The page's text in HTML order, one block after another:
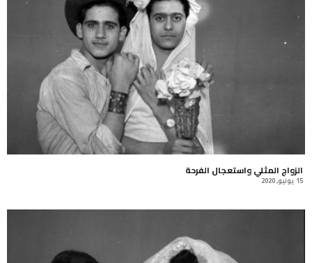
الزواج المثلي واستعجال الفرحة
15 يوليو, 2020